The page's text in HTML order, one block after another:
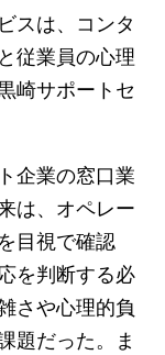
スは、コンタ
従業員の心理
崎サポートセ
企業の窓口業
は、オペレー
目視で確認
を判断する必
さや心理的負
題だった。ま